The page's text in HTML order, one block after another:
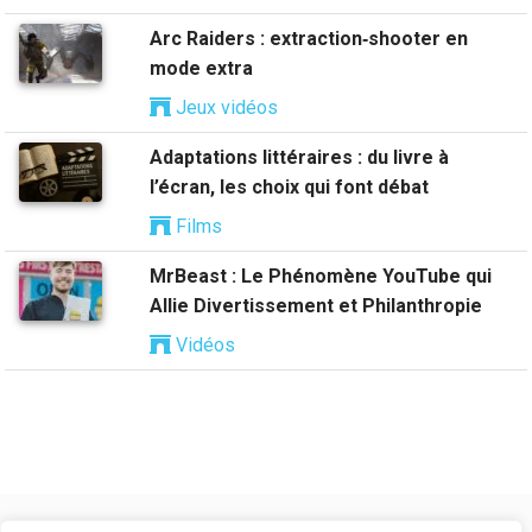
Arc Raiders : extraction‑shooter en
mode extra
Jeux vidéos
Adaptations littéraires : du livre à
l’écran, les choix qui font débat
Films
MrBeast : Le Phénomène YouTube qui
Allie Divertissement et Philanthropie
Vidéos